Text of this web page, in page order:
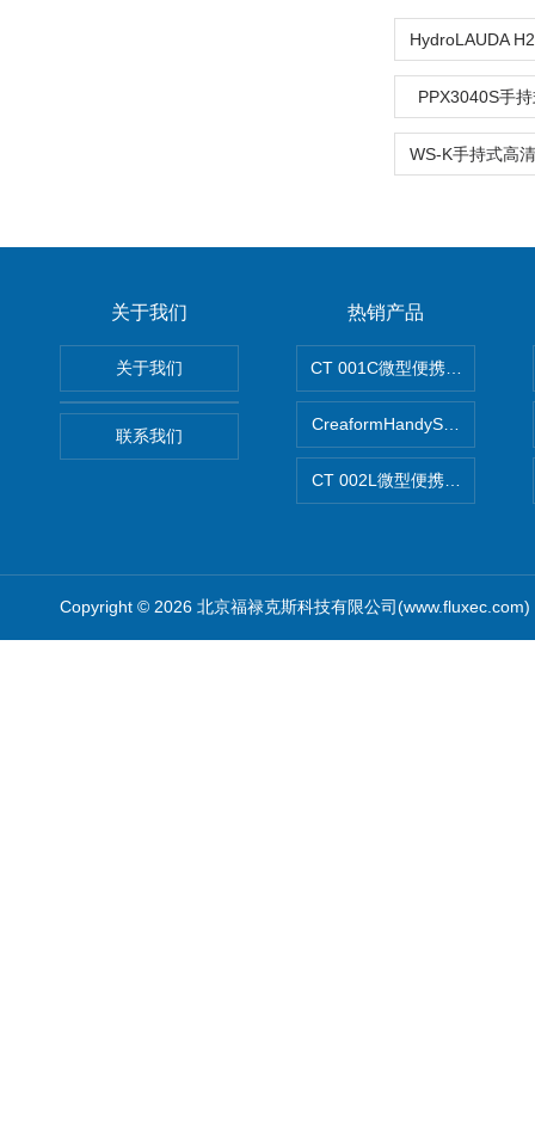
PPX3040S手
关于我们
关于我们
联系我们
热销产品
CT 001C微型便携式无损断
CreaformHandySCAN 300手
CT 002L微型便携式CT扫描仪
Copyright © 2026 北京福禄克斯科技有限公司(www.fluxec.com)